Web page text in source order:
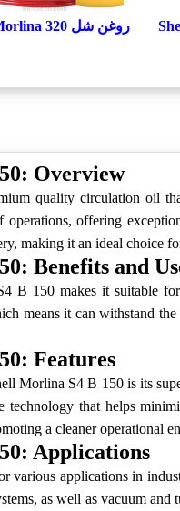
روغن شل Shell Morlina 320
Overview
quality circulation oil
offering
making it an ideal choice
Benefits and
B 150 makes it suitable
means it can withstand
Features
Morlina S4 B 150 is its
that helps
a cleaner operational
Applications
applications in
as well as vacuum